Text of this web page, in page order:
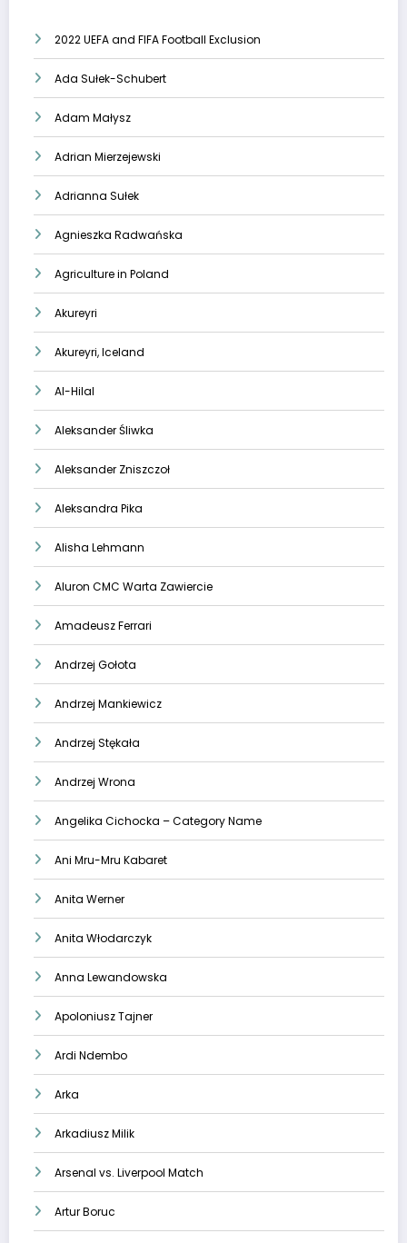
2022 UEFA and FIFA Football Exclusion
Ada Sułek-Schubert
Adam Małysz
Adrian Mierzejewski
Adrianna Sułek
Agnieszka Radwańska
Agriculture in Poland
Akureyri
Akureyri, Iceland
Al-Hilal
Aleksander Śliwka
Aleksander Zniszczoł
Aleksandra Pika
Alisha Lehmann
Aluron CMC Warta Zawiercie
Amadeusz Ferrari
Andrzej Gołota
Andrzej Mankiewicz
Andrzej Stękała
Andrzej Wrona
Angelika Cichocka – Category Name
Ani Mru-Mru Kabaret
Anita Werner
Anita Włodarczyk
Anna Lewandowska
Apoloniusz Tajner
Ardi Ndembo
Arka
Arkadiusz Milik
Arsenal vs. Liverpool Match
Artur Boruc